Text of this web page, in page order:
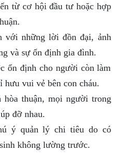
từ cơ hội đầu tư hoặc hợp
với những lời đồn đại, ảnh
và sự ổn định gia đình.
ổn định cho người còn làm
hưu vui vẻ bên con cháu.
hòa thuận, mọi người trong
đỡ nhau.
ý quản lý chi tiêu do có
không lường trước.